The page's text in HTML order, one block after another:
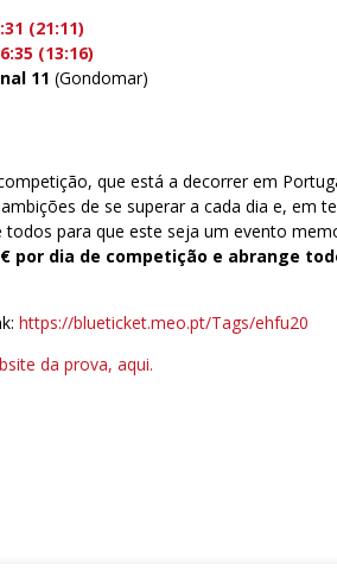
(21:11)
(13:16)
11 (Gondomar)
que está a decorrer em
de se superar a cada dia e, em
para que este seja um evento
por dia de competição e abrange
https://blueticket.meo.pt/Tags/ehfu20
da prova, aqui.